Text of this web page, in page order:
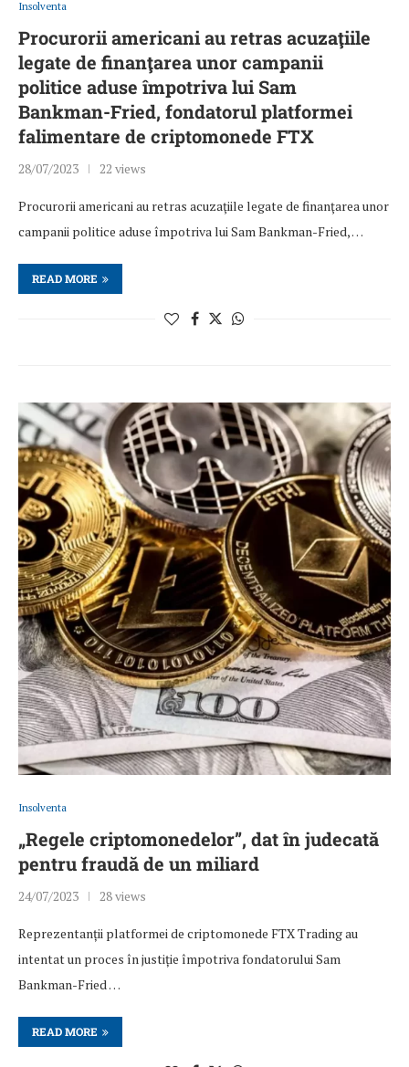
Insolventa
Procurorii americani au retras acuzaţiile
legate de finanţarea unor campanii
politice aduse împotriva lui Sam
Bankman-Fried, fondatorul platformei
falimentare de criptomonede FTX
28/07/2023 22 views
Procurorii americani au retras acuzaţiile legate de finanţarea unor
campanii politice aduse împotriva lui Sam Bankman-Fried, …
READ MORE
Insolventa
„Regele criptomonedelor”, dat în judecată
pentru fraudă de un miliard
24/07/2023 28 views
Reprezentanții platformei de criptomonede FTX Trading au
intentat un proces în justiție împotriva fondatorului Sam
Bankman-Fried …
READ MORE